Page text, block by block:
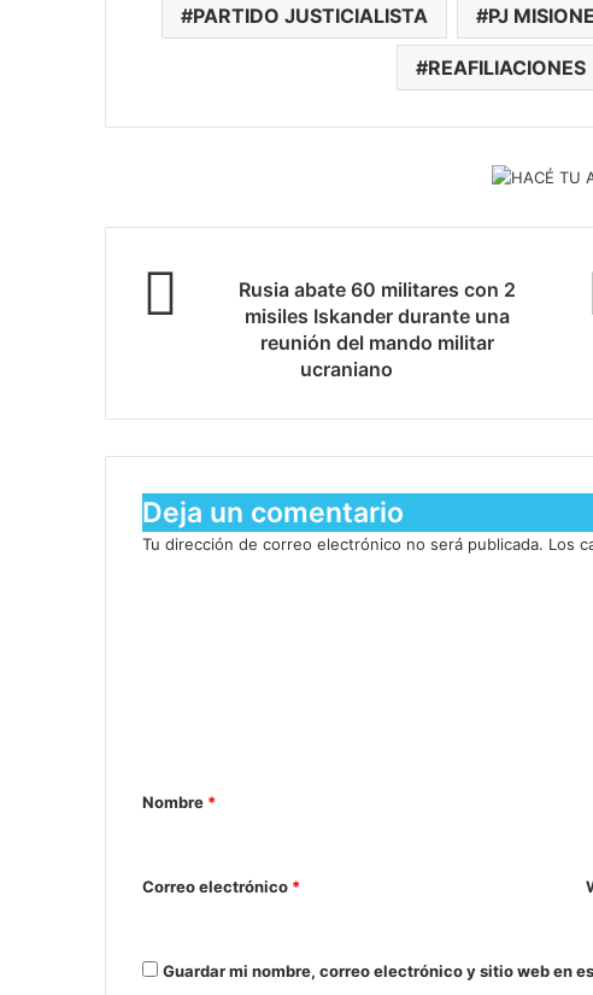
PARTIDO JUSTICIALISTA PJ
REAFILIACIONES
Rusia abate 60 militares con 2
misiles Iskander durante una
reunión del mando militar
ucraniano
Deja un comentario
Tu dirección de correo electrónico no será publicada. Los
Nombre *
Correo electrónico *
Guardar mi nombre, correo electrónico y sitio web en